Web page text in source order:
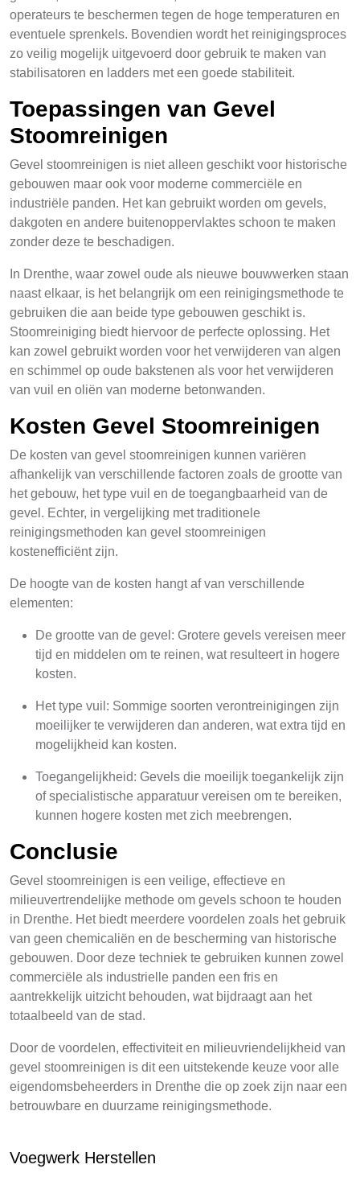
operateurs te beschermen tegen de hoge temperaturen en
eventuele sprenkels. Bovendien wordt het reinigingsproces
zo veilig mogelijk uitgevoerd door gebruik te maken van
stabilisatoren en ladders met een goede stabiliteit.
Toepassingen van Gevel
Stoomreinigen
Gevel stoomreinigen is niet alleen geschikt voor historische
gebouwen maar ook voor moderne commerciële en
industriële panden. Het kan gebruikt worden om gevels,
dakgoten en andere buitenoppervlaktes schoon te maken
zonder deze te beschadigen.
In Drenthe, waar zowel oude als nieuwe bouwwerken staan
naast elkaar, is het belangrijk om een reinigingsmethode te
gebruiken die aan beide type gebouwen geschikt is.
Stoomreiniging biedt hiervoor de perfecte oplossing. Het
kan zowel gebruikt worden voor het verwijderen van algen
en schimmel op oude bakstenen als voor het verwijderen
van vuil en oliën van moderne betonwanden.
Kosten Gevel Stoomreinigen
De kosten van gevel stoomreinigen kunnen variëren
afhankelijk van verschillende factoren zoals de grootte van
het gebouw, het type vuil en de toegangbaarheid van de
gevel. Echter, in vergelijking met traditionele
reinigingsmethoden kan gevel stoomreinigen
kostenefficiënt zijn.
De hoogte van de kosten hangt af van verschillende
elementen:
De grootte van de gevel: Grotere gevels vereisen meer
tijd en middelen om te reinen, wat resulteert in hogere
kosten.
Het type vuil: Sommige soorten verontreinigingen zijn
moeilijker te verwijderen dan anderen, wat extra tijd en
mogelijkheid kan kosten.
Toegangelijkheid: Gevels die moeilijk toegankelijk zijn
of specialistische apparatuur vereisen om te bereiken,
kunnen hogere kosten met zich meebrengen.
Conclusie
Gevel stoomreinigen is een veilige, effectieve en
milieuvertrendelijke methode om gevels schoon te houden
in Drenthe. Het biedt meerdere voordelen zoals het gebruik
van geen chemicaliën en de bescherming van historische
gebouwen. Door deze techniek te gebruiken kunnen zowel
commerciële als industrielle panden een fris en
aantrekkelijk uitzicht behouden, wat bijdraagt aan het
totaalbeeld van de stad.
Door de voordelen, effectiviteit en milieuvriendelijkheid van
gevel stoomreinigen is dit een uitstekende keuze voor alle
eigendomsbeheerders in Drenthe die op zoek zijn naar een
betrouwbare en duurzame reinigingsmethode.
Voegwerk Herstellen